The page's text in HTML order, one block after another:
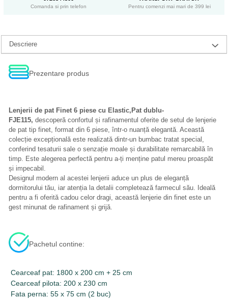
Comanda si prin telefon Pentru comenzi mai mari de 399 lei
Descriere
Prezentare produs
Lenjerii de pat Finet 6 piese cu Elastic,Pat dublu-
FJE115, descoperă confortul și rafinamentul oferite de setul de lenjerie
de pat tip finet, format din 6 piese, într-o nuanță elegantă. Această
colecție excepțională este realizată dintr-un bumbac tratat special,
conferind tesaturii sale o senzație moale și durabilitate remarcabilă în
timp. Este alegerea perfectă pentru a-ți menține patul mereu proaspăt
și impecabil.
Designul modern al acestei lenjerii aduce un plus de eleganță
dormitorului tău, iar atenția la detalii completează farmecul său. Ideală
pentru a fi oferită cadou celor dragi, această lenjerie din finet este un
gest minunat de rafinament și grijă.
Pachetul contine:
Cearceaf pat: 1800 x 200 cm + 25 cm
Cearceaf pilota: 200 x 230 cm
Fata perna: 55 x 75 cm (2 buc)